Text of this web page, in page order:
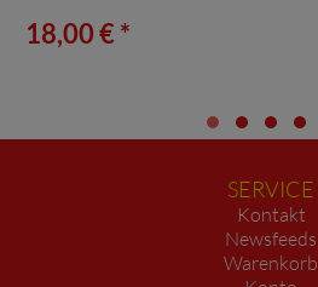
18,00 € *
SERVICE
Kontakt
Newsfeeds
Warenkorb